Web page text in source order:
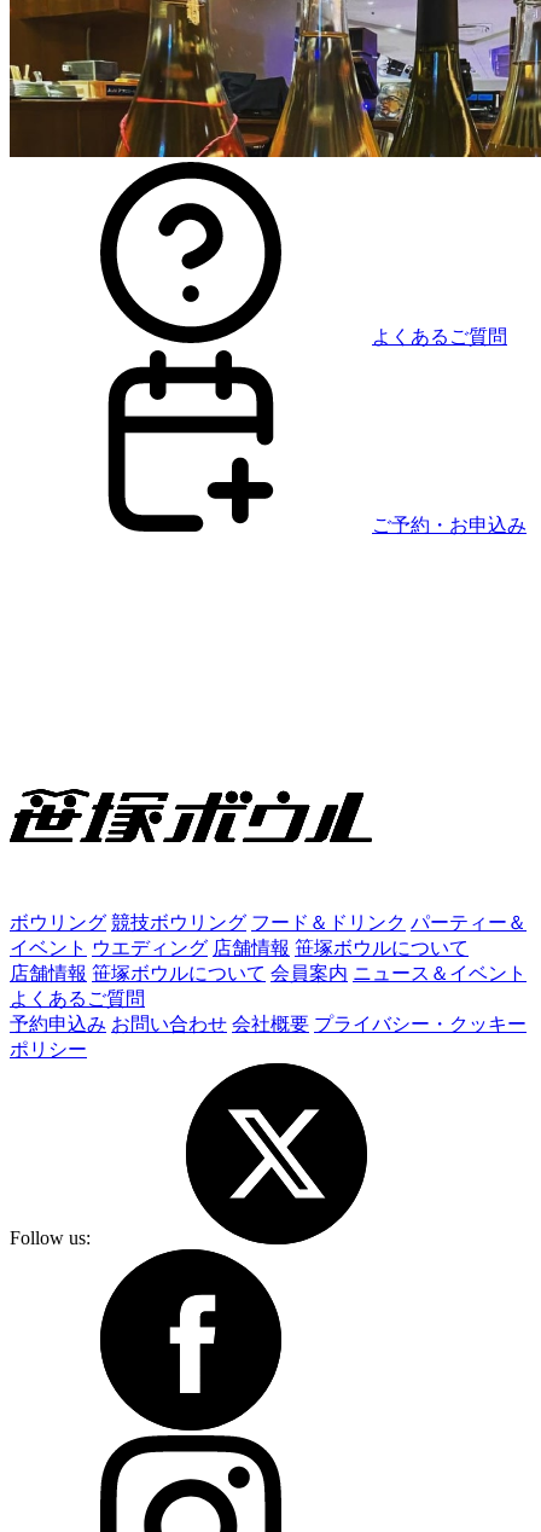
よくあるご質問
ご予約・お申込み
ボウリング 競技ボウリング フード＆ドリンク パーティー＆
イベント ウエディング 店舗情報 笹塚ボウルについて
店舗情報 笹塚ボウルについて 会員案内 ニュース＆イベント
よくあるご質問
予約申込み お問い合わせ 会社概要 プライバシー・クッキー
ポリシー
Follow us: